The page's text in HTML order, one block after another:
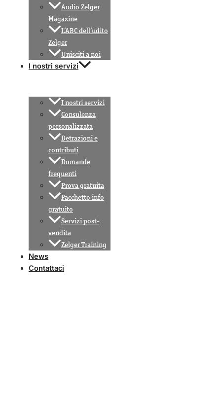
Audio Zelger
Magazine
L’ABC dell’udito
Zelger
Unisciti a noi
I nostri servizi
I nostri servizi
Consulenza
personalizzata
Detrazioni e
contributi
Domande
frequenti
Prova gratuita
Pacchetto info
gratuito
Servizi post-
vendita
Zelger Training
News
Contattaci